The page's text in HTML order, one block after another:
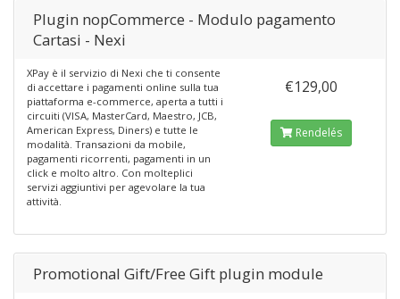
Plugin nopCommerce - Modulo pagamento
Cartasi - Nexi
XPay è il servizio di Nexi che ti consente
di accettare i pagamenti online sulla tua
piattaforma e-commerce, aperta a tutti i
circuiti (VISA, MasterCard, Maestro, JCB,
American Express, Diners) e tutte le
modalità. Transazioni da mobile,
pagamenti ricorrenti, pagamenti in un
click e molto altro. Con molteplici
servizi aggiuntivi per agevolare la tua
attività.
€129,00
Rendelés
Promotional Gift/Free Gift plugin module